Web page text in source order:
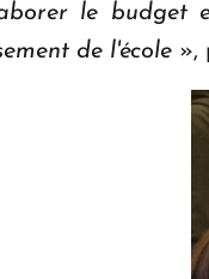
le budget
de l'école »,